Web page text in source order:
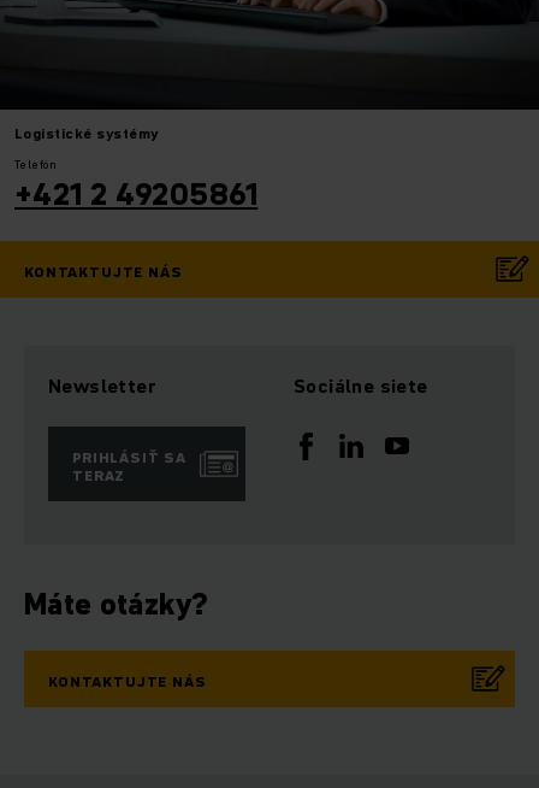
Logistické systémy
Telefón
+421 2 49205861
KONTAKTUJTE NÁS
Newsletter
PRIHLÁSIŤ SA
TERAZ
Sociálne siete
Máte otázky?
KONTAKTUJTE NÁS